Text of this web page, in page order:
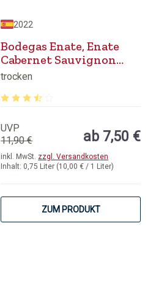
2022
Bodegas Enate, Enate
Cabernet Sauvignon
Merlot, DO Somontano
trocken
Inhalt: 0,75 Liter (10,00 € / 1 Liter)
inkl. MwSt. zzgl. Versandkosten
UVP
11,90 €
ab 7,50 €
ZUM PRODUKT